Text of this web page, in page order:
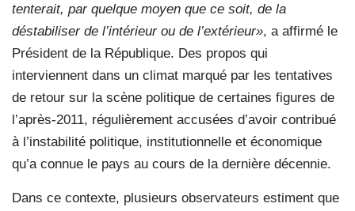
tenterait, par quelque moyen que ce soit, de la
déstabiliser de l’intérieur ou de l’extérieur», a affirmé le
Président de la République. Des propos qui
interviennent dans un climat marqué par les tentatives
de retour sur la scène politique de certaines figures de
l’après-2011, régulièrement accusées d’avoir contribué
à l’instabilité politique, institutionnelle et économique
qu’a connue le pays au cours de la dernière décennie.
Dans ce contexte, plusieurs observateurs estiment que